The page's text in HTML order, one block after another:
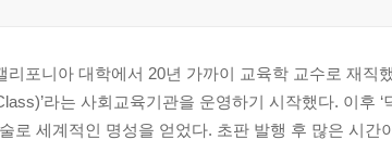
포니아 대학에서 20년 가까이 교육학 교수로 재직
라는 사회교육기관을 운영하기 시작했다. 이후 ‘
로 세계적인 명성을 얻었다. 초판 발행 후 많은 시간